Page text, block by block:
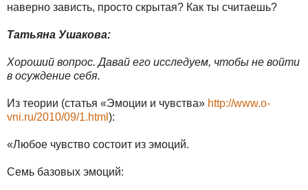
наверно зависть, просто скрытая? Как ты считаешь?
Татьяна Ушакова:
Хороший вопрос. Давай его исследуем, чтобы не войти
в осуждение себя.
Из теории (статья «Эмоции и чувства» http://www.o-
vni.ru/2010/09/1.html ):
«Любое чувство состоит из эмоций.
Семь базовых эмоций: